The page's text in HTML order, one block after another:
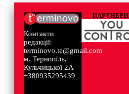
Контакти
редакції:
terminovo.te@gmail.com
м. Тернопіль,
Кульчицької 2А
+380935295439
ПАРТНЕРИ